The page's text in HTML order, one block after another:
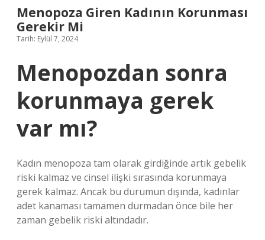
Menopoza Giren Kadının Korunması
Gerekir Mi
Tarih: Eylül 7, 2024
Menopozdan sonra
korunmaya gerek
var mı?
Kadın menopoza tam olarak girdiğinde artık gebelik
riski kalmaz ve cinsel ilişki sırasında korunmaya
gerek kalmaz. Ancak bu durumun dışında, kadınlar
adet kanaması tamamen durmadan önce bile her
zaman gebelik riski altındadır.